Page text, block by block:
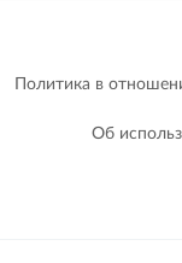
Политика в
Об